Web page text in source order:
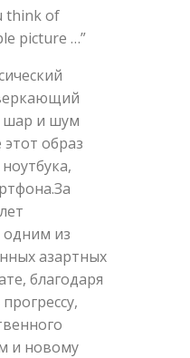
think of
picture …”
шар и шум
образ
одним из
азартных
благодаря
и новому